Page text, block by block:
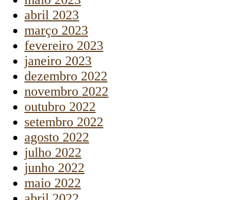
abril 2023
março 2023
fevereiro 2023
janeiro 2023
dezembro 2022
novembro 2022
outubro 2022
setembro 2022
agosto 2022
julho 2022
junho 2022
maio 2022